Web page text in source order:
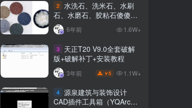
2 水洗石、洗米石、水刷
石、水磨石、胶粘石傻傻分
不清楚
6年前 1.6W+
3
天正T20 V9.0全套破解
版+破解补丁+安装教程
3年前 ￥5 1.1W+
4 源泉建筑与装饰设计
CAD插件工具箱（YQArch